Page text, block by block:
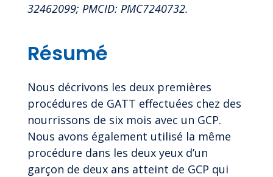
32462099; PMCID: PMC7240732.
Résumé
Nous décrivons les deux premières
procédures de GATT effectuées chez des
nourrissons de six mois avec un GCP.
Nous avons également utilisé la même
procédure dans les deux yeux d’un
garçon de deux ans atteint de GCP qui